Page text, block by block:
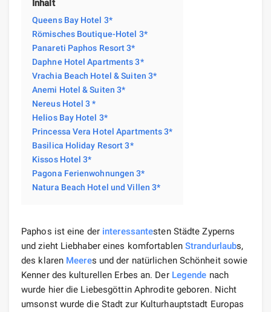
Inhalt
Queens Bay Hotel 3*
Römisches Boutique-Hotel 3*
Panareti Paphos Resort 3*
Daphne Hotel Apartments 3*
Vrachia Beach Hotel & Suiten 3*
Anemi Hotel & Suiten 3*
Nereus Hotel 3 *
Helios Bay Hotel 3*
Princessa Vera Hotel Apartments 3*
Basilica Holiday Resort 3*
Kissos Hotel 3*
Pagona Ferienwohnungen 3*
Natura Beach Hotel und Villen 3*
Paphos ist eine der interessantesten Städte Zyperns
und zieht Liebhaber eines komfortablen Strandurlaubs,
des klaren Meeres und der natürlichen Schönheit sowie
Kenner des kulturellen Erbes an. Der Legende nach
wurde hier die Liebesgöttin Aphrodite geboren. Nicht
umsonst wurde die Stadt zur Kulturhauptstadt Europas